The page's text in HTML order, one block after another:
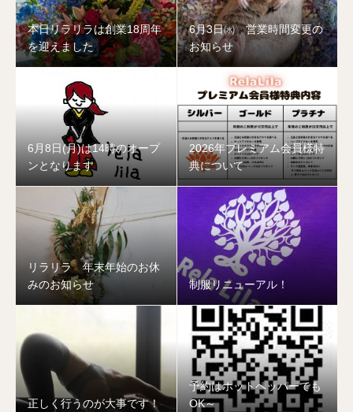
本日リラリラは創業18周年
を迎えました
6月3日㈬ 営業時間変更の
お知らせ
6月8日(月)は14時のオープ
ンとなります
2026年プレミアム会員様特
典について
リラリラ 年末年始のお休
みのお知らせ
制服リニューアル！
正しく行うのが大事です！
予約はホットペッパーでも
OK～